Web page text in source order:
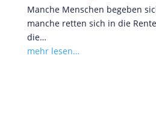
Manche Menschen begeben
manche retten sich in die
die…
mehr lesen…